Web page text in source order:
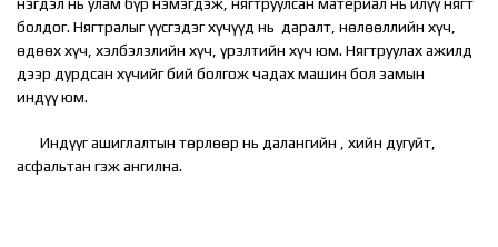
болдог. Нягтралыг үүсгэдэг хүчүүд нь даралт, нөлөөллийн хүч,
өдөөх хүч, хэлбэлзлийн хүч, үрэлтийн хүч юм. Нягтруулах ажилд
дээр дурдсан хүчийг бий болгож чадах машин бол замын
индүү юм.
Индүүг ашиглалтын төрлөөр нь далангийн , хийн дугуйт,
асфальтан гэж ангилна.